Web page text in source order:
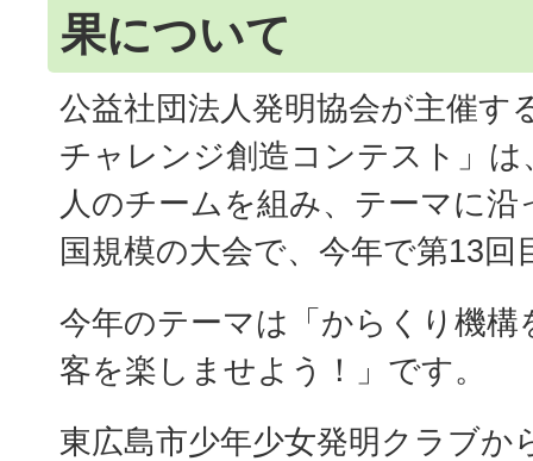
果について
公益社団法人発明協会が主催す
チャレンジ創造コンテスト」は
人のチームを組み、テーマに
国規模の大会で、今年で第13回
今年のテーマは「からくり機構
客を楽しませよう！」です。
東広島市少年少女発明クラブか